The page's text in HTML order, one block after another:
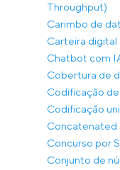
Throughput)
Carimbo de
Carteira
Chatbot com
Cobertura de
Codificação
Codificação
Concatenated
Concurso por
Conjunto de